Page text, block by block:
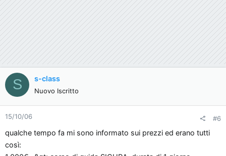
S s-class
Nuovo Iscritto
15/10/06 #6
qualche tempo fa mi sono informato sui prezzi ed erano tutti
così: